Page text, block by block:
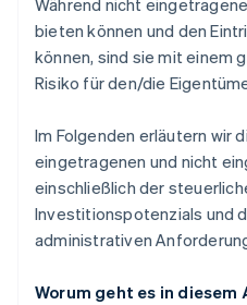
Während nicht
bieten können und den
können, sind sie mit einem
Risiko für den/die
Im Folgenden erläutern wir
eingetragenen und nicht
einschließlich der
Investitionspotenzials und
administrativen
Worum geht es in diesem